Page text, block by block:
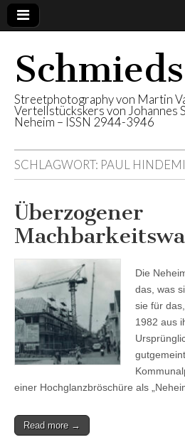
Streetphotography von Martin
Vertellstückskers von Johannes
Neheim – ISSN 2944-3946
SCHLAGWORT: PAUL
Überzogener
Die
das, was
sie für
1982 aus
einer Hochglanzbröschüre als
Read more →